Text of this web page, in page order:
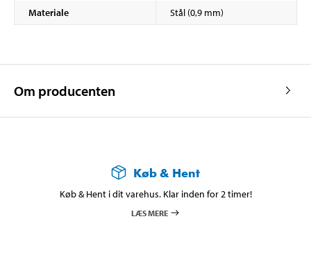
Materiale
Stål (0,9 mm)
Om producenten
Køb & Hent
Køb & Hent i dit varehus. Klar inden for 2 timer!
LÆS MERE